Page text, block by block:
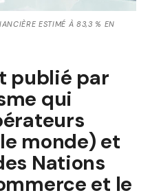
ESTIMÉ À 83,3 % EN
publié par
qui
monde) et
Nations
et le